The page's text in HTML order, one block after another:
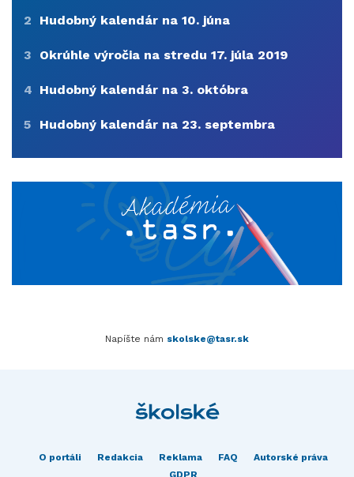
2 Hudobný kalendár na 10. júna
3 Okrúhle výročia na stredu 17. júla 2019
4 Hudobný kalendár na 3. októbra
5 Hudobný kalendár na 23. septembra
Napíšte nám skolske@tasr.sk
O portáli Redakcia Reklama FAQ
Autorské práva
GDPR